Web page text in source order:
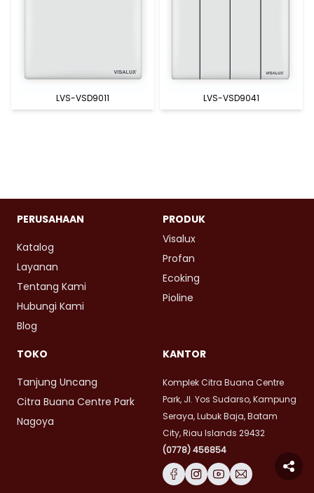
LVS-VSD9011 LVS-VSD9041
PERUSAHAAN
Katalog
Layanan
Tentang Kami
Hubungi Kami
Blog
PRODUK
Visalux
Profan
Ecoking
Pioline
TOKO
Tanjung Uncang
Citra Buana Centre Park
Nagoya
KANTOR
Komplek Citra Buana Centre
Park, Jl. Yos Sudarso, Kampung
Seraya, Lubuk Baja, Batam
City, Riau Islands 29432
(0778) 456854